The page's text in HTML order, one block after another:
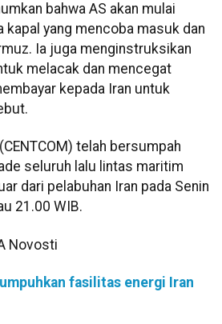
bahwa AS akan mulai
yang mencoba masuk dan
Ia juga menginstruksikan
melacak dan mencegat
kepada Iran untuk
telah bersumpah
seluruh lalu lintas maritim
dari pelabuhan Iran pada Senin
21.00 WIB.
Novosti
fasilitas energi Iran